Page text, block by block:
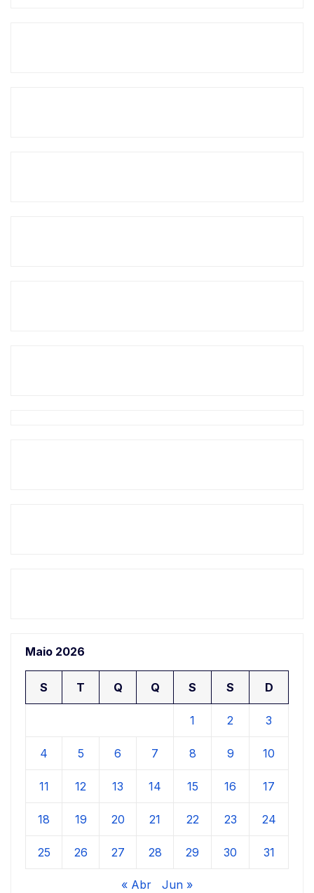
Maio 2026
S T Q Q S S D
1 2 3
4 5 6 7 8 9 10
11 12 13 14 15 16 17
18 19 20 21 22 23 24
25 26 27 28 29 30 31
« Abr Jun »